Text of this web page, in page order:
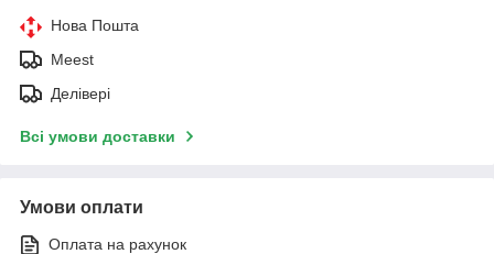
Нова Пошта
Meest
Делівері
Всі умови доставки
Умови оплати
Оплата на рахунок